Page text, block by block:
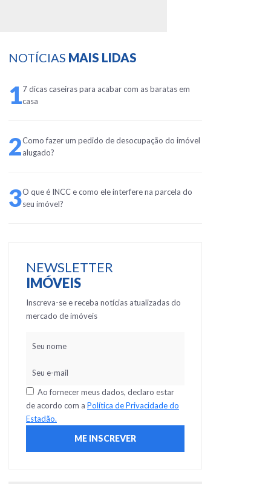
NOTÍCIAS MAIS LIDAS
17 dicas caseiras para acabar com as baratas em
casa
2Como fazer um pedido de desocupação do imóvel
alugado?
3O que é INCC e como ele interfere na parcela do
seu imóvel?
NEWSLETTER
IMÓVEIS
Inscreva-se e receba notícias atualizadas do
mercado de imóveis
Ao fornecer meus dados, declaro estar
de acordo com a Política de Privacidade do
Estadão.